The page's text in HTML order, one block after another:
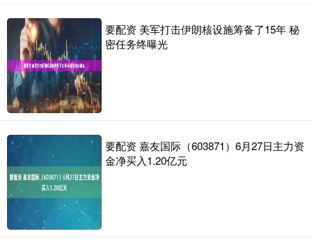
要配资 美军打击伊朗核设施筹备了15年 秘
密任务终曝光
要配资 嘉友国际（603871）6月27日主力资
金净买入1.20亿元